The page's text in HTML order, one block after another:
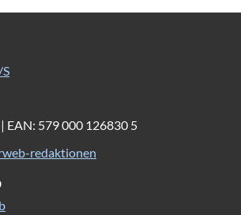
EAN: 579 000 126830 5
redaktionen